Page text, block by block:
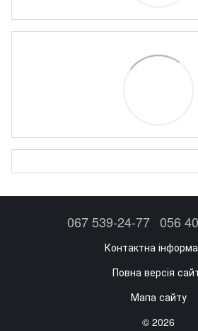
067 539-24-77 056
Контактна
Повна версія
Мапа сайту
© 2026